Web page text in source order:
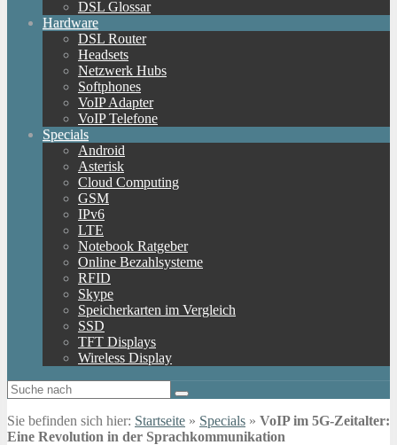
DSL Glossar
Hardware
DSL Router
Headsets
Netzwerk Hubs
Softphones
VoIP Adapter
VoIP Telefone
Specials
Android
Asterisk
Cloud Computing
GSM
IPv6
LTE
Notebook Ratgeber
Online Bezahlsysteme
RFID
Skype
Speicherkarten im Vergleich
SSD
TFT Displays
Wireless Display
Sie befinden sich hier: Startseite » Specials » VoIP im 5G-Zeitalter:
Eine Revolution in der Sprachkommunikation